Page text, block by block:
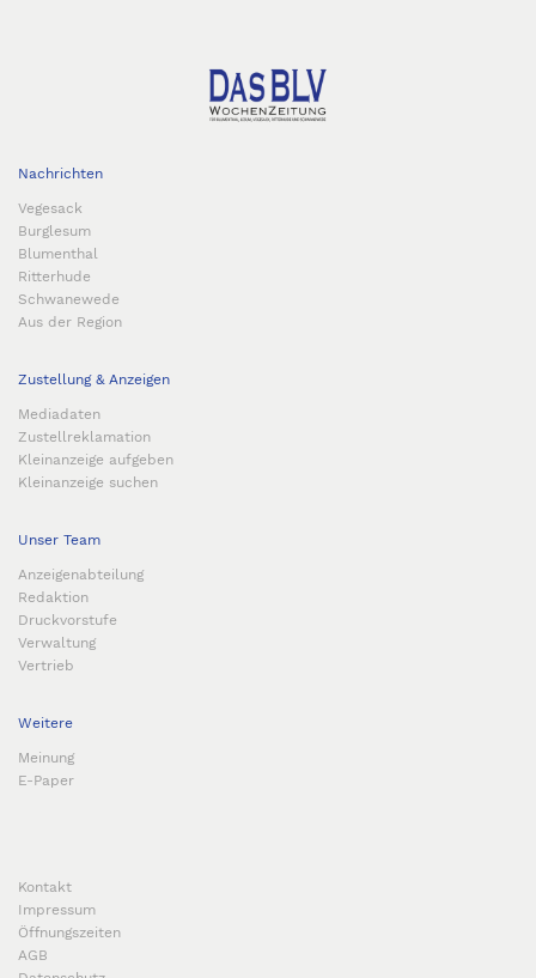
Nachrichten
Vegesack
Burglesum
Blumenthal
Ritterhude
Schwanewede
Aus der Region
Zustellung & Anzeigen
Mediadaten
Zustellreklamation
Kleinanzeige aufgeben
Kleinanzeige suchen
Unser Team
Anzeigenabteilung
Redaktion
Druckvorstufe
Verwaltung
Vertrieb
Weitere
Meinung
E-Paper
Kontakt
Impressum
Öffnungszeiten
AGB